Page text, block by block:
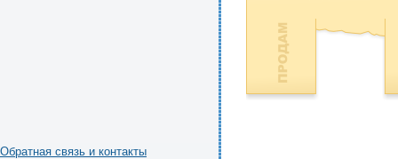
Обратная связь и контакты